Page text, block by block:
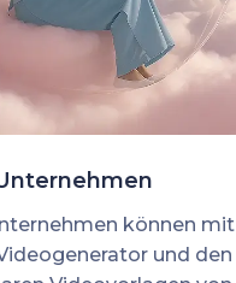
können mit
und den